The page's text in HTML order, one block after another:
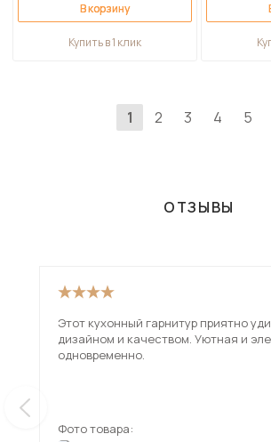
В корзину
Купить в 1 клик
1 2 3 4 5
ОТЗЫВЫ
Этот кухонный гарнитур приятно
дизайном и качеством. Уютная и
одновременно.
Фото товара: